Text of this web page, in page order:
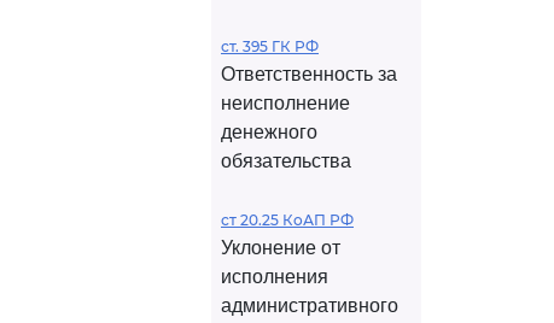
ст. 395 ГК РФ
Ответственность за
неисполнение
денежного
обязательства
ст 20.25 КоАП РФ
Уклонение от
исполнения
административного